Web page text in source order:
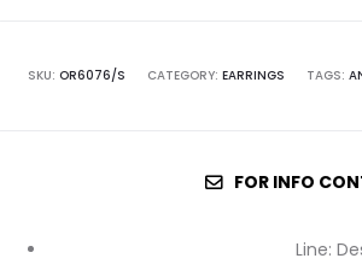
SKU:OR6076/S CATEGORY:EARRINGS TAGS:
FOR INFO
Line: